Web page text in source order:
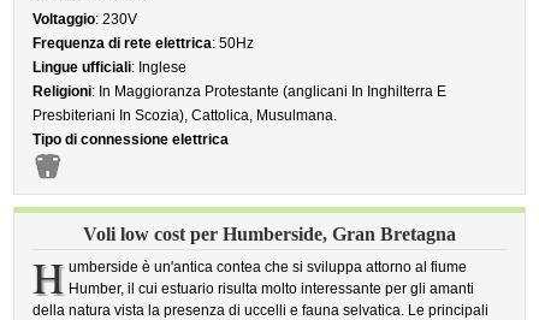
Voltaggio: 230V
Frequenza di rete elettrica: 50Hz
Lingue ufficiali: Inglese
Religioni: In Maggioranza Protestante (anglicani In Inghilterra E
Presbiteriani In Scozia), Cattolica, Musulmana.
Tipo di connessione elettrica
Voli low cost per Humberside, Gran Bretagna
H umberside è un'antica contea che si sviluppa attorno al fiume
Humber, il cui estuario risulta molto interessante per gli amanti
della natura vista la presenza di uccelli e fauna selvatica. Le principali